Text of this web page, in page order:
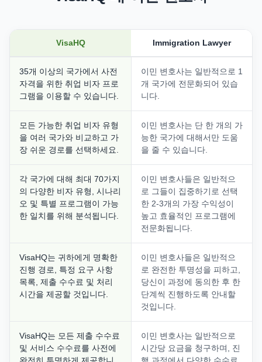
VisaHQ Immigration Lawyer
35개 이상의 국가에서 사전
자격을 위한 취업 비자 프로
그램을 이용할 수 있습니다.
이민 변호사는 일반적으로 1
개 국가에 전문화되어 있습
니다.
모든 가능한 취업 비자 유형
을 여러 국가와 비교하고 가
장 쉬운 경로를 선택하세요.
이민 변호사는 단 한 개의 가
능한 국가에 대해서만 도움
을 줄 수 있습니다.
각 국가에 대해 최대 70가지
의 다양한 비자 유형, 시나리
오 및 특별 프로그램이 가능
한 일치를 위해 분석됩니다.
이민 변호사들은 일반적으
로 그들이 집중하기로 선택
한 2-3개의 가장 수익성이
높고 효율적인 프로그램에
전문화됩니다.
VisaHQ는 귀하에게 명확한
진행 경로, 특정 요구 사항
목록, 제출 수수료 및 처리
시간을 제공할 것입니다.
이민 변호사들은 일반적으
로 완전한 투명성을 피하고,
당신이 과정에 동의한 후 한
단계씩 진행하도록 안내할
것입니다.
VisaHQ는 모든 제출 수수료
및 서비스 수수료를 사전에
이민 변호사는 일반적으로
시간당 요금을 청구하며, 진